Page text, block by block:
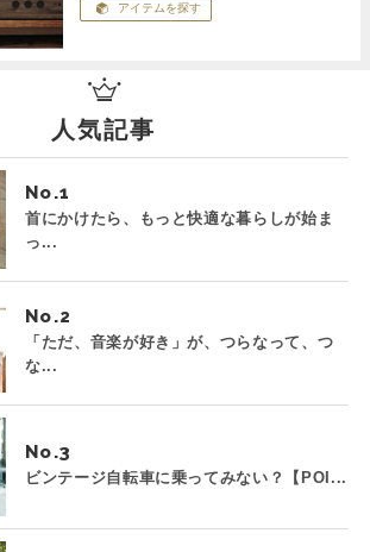
アイテムを探す
人気記事
No.
首にかけたら、もっと快適な暮らしが始ま
っ...
No.
「ただ、音楽が好き」が、つらなって、つ
な...
No.
ビンテージ自転車に乗ってみない？【POI...